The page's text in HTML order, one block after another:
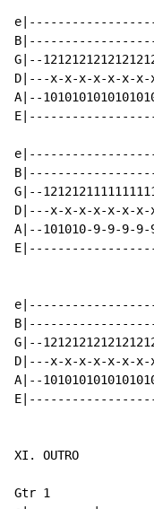
G|--
D|---x-x-x-x-x-x-
A|--
G|--
D|---x-x-x-x-x-x-
A|--101010-9-9-9-
G|--
D|---x-x-x-x-x-x-
A|--
XI. OUTRO
Gtr 1